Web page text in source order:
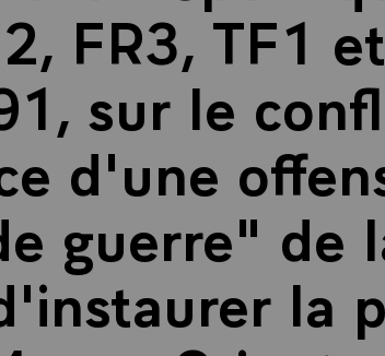
FR3, TF1
sur le
d'une
guerre" de
la